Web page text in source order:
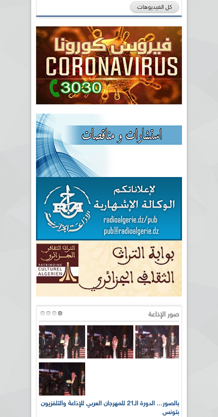
كل الفيديوهات
صور الإذاعة
بالصور... الدورة الـ21 للمهرجان العربي للإذاعة والتلفزيون
بتونس